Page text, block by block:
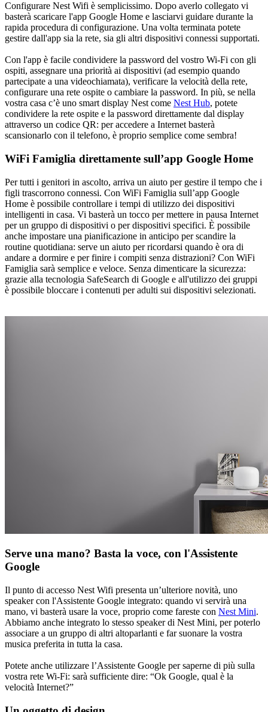
Configurare Nest Wifi è semplicissimo. Dopo averlo collegato vi
basterà scaricare l'app Google Home e lasciarvi guidare durante la
rapida procedura di configurazione. Una volta terminata potete
gestire dall'app sia la rete, sia gli altri dispositivi connessi supportati.
Con l'app è facile condividere la password del vostro Wi-Fi con gli
ospiti, assegnare una priorità ai dispositivi (ad esempio quando
partecipate a una videochiamata), verificare la velocità della rete,
configurare una rete ospite o cambiare la password. In più, se nella
vostra casa c’è uno smart display Nest come Nest Hub, potete
condividere la rete ospite e la password direttamente dal display
attraverso un codice QR: per accedere a Internet basterà
scansionarlo con il telefono, è proprio semplice come sembra!
WiFi Famiglia direttamente sull’app Google Home
Per tutti i genitori in ascolto, arriva un aiuto per gestire il tempo che i
figli trascorrono connessi. Con WiFi Famiglia sull’app Google
Home è possibile controllare i tempi di utilizzo dei dispositivi
intelligenti in casa. Vi basterà un tocco per mettere in pausa Internet
per un gruppo di dispositivi o per dispositivi specifici. È possibile
anche impostare una pianificazione in anticipo per scandire la
routine quotidiana: serve un aiuto per ricordarsi quando è ora di
andare a dormire e per finire i compiti senza distrazioni? Con WiFi
Famiglia sarà semplice e veloce. Senza dimenticare la sicurezza:
grazie alla tecnologia SafeSearch di Google e all'utilizzo dei gruppi
è possibile bloccare i contenuti per adulti sui dispositivi selezionati.
Serve una mano? Basta la voce, con l'Assistente
Google
Il punto di accesso Nest Wifi presenta un’ulteriore novità, uno
speaker con l'Assistente Google integrato: quando vi servirà una
mano, vi basterà usare la voce, proprio come fareste con Nest Mini.
Abbiamo anche integrato lo stesso speaker di Nest Mini, per poterlo
associare a un gruppo di altri altoparlanti e far suonare la vostra
musica preferita in tutta la casa.
Potete anche utilizzare l’Assistente Google per saperne di più sulla
vostra rete Wi-Fi: sarà sufficiente dire: “Ok Google, qual è la
velocità Internet?”